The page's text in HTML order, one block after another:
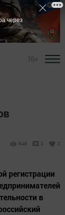
648 0 0
регистрации
в
через